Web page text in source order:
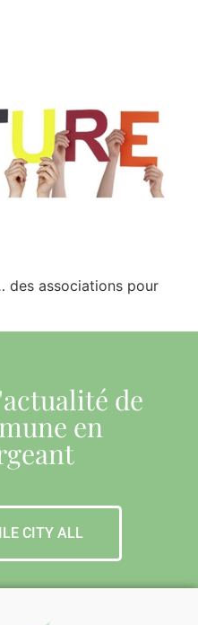
des associations pour
de
en
CITY ALL